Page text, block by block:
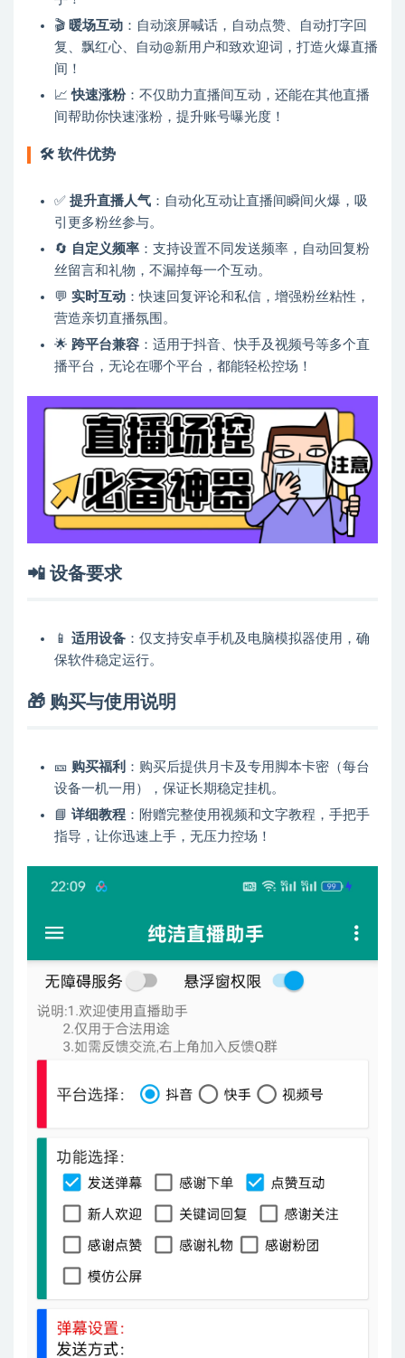
🎬 暖场互动 ：自动滚屏喊话，自动点赞、自动打字回
复、飘红心、自动@新用户和致欢迎词，打造火爆直播
间！
📈快速涨粉：不仅助力直播间互动，还能在其他直播
间帮助你快速涨粉，提升账号曝光度！
🛠 软件优势
✅ 提升直播人气 ：自动化互动让直播间瞬间火爆，吸
引更多粉丝参与。
🔄 自定义频率 ：支持设置不同发送频率，自动回复粉
丝留言和礼物，不漏掉每一个互动。
💬 实时互动 ：快速回复评论和私信，增强粉丝粘性，
营造亲切直播氛围。
🌟 跨平台兼容 ：适用于抖音、快手及视频号等多个直
播平台，无论在哪个平台，都能轻松控场！
📲 设备要求
📱 适用设备 ：仅支持安卓手机及电脑模拟器使用，确
保软件稳定运行。
🎁 购买与使用说明
🎫 购买福利 ：购买后提供月卡及专用脚本卡密（每台
设备一机一用），保证长期稳定挂机。
📘 详细教程 ：附赠完整使用视频和文字教程，手把手
指导，让你迅速上手，无压力控场！